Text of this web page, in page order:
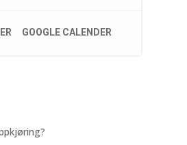
GOOGLE CALENDER